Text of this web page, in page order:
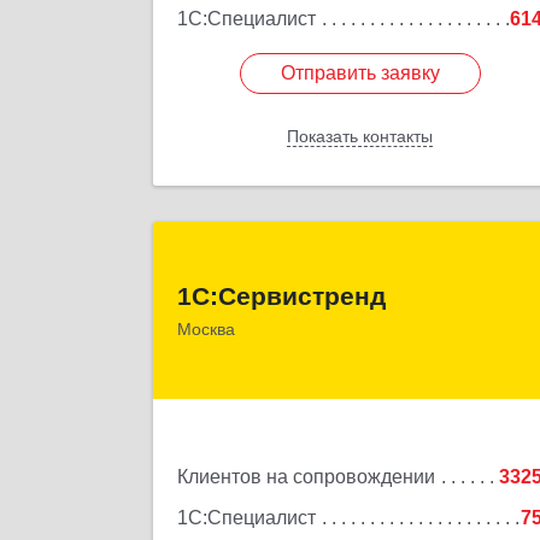
1С:Специалист
Отправить заявку
Показать контакты
Отправить заявку
Назад
1С:Сервистренд
Москва
Клиентов на сопровождении
1С:Специалист
107023, Москва г, Семёновский пер, дом